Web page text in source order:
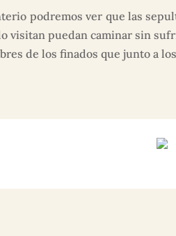
podremos ver que las
visitan puedan caminar sin
de los finados que junto a